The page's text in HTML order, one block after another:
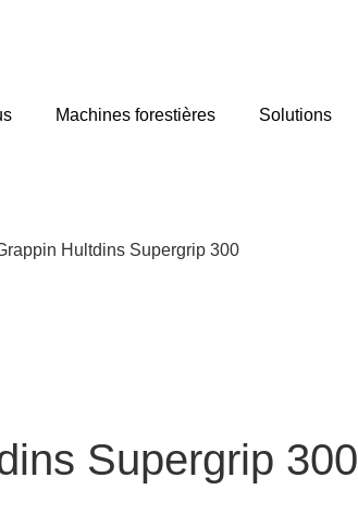
Machines forestières Solutions
Hultdins Supergrip 300
Supergrip 300